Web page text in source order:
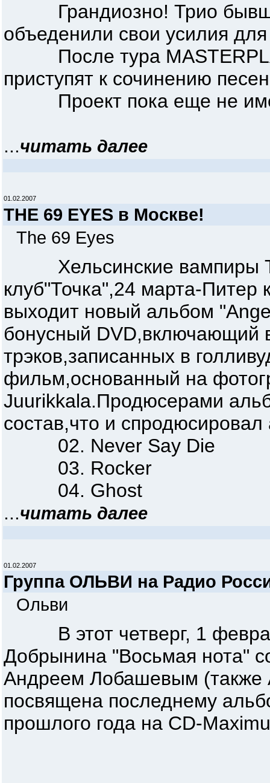
Грандиозно! Трио
объеденили свои усилия
После тура
приступят к сочинению
Проект пока еще не
...читать далее
01.02.2007
THE 69 EYES в Москве!
The 69 Eyes
Хельсинские вампиры
клуб"Точка",24 марта-
выходит новый альбом
бонусный DVD,включающий
трэков,записанных в
фильм,основанный на
Juurikkala.Продюсерами
состав,что и
02. Never Say Die
03. Rocker
04. Ghost
...читать далее
01.02.2007
Группа ОЛЬВИ на Радио
Ольви
В этот четверг, 1
Добрынина "Восьмая нота"
Андреем Лобашевым
посвящена последнему
прошлого года на CD-